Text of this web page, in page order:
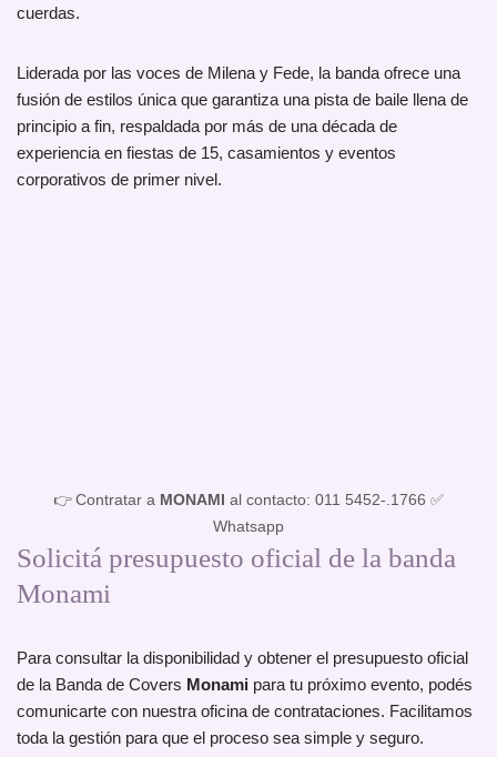
cuerdas.
Liderada por las voces de Milena y Fede, la banda ofrece una
fusión de estilos única que garantiza una pista de baile llena de
principio a fin, respaldada por más de una década de
experiencia en fiestas de 15, casamientos y eventos
corporativos de primer nivel.
👉 Contratar a MONAMI al contacto: 011 5452-.1766 ✅
Whatsapp
Solicitá presupuesto oficial de la banda
Monami
Para consultar la disponibilidad y obtener el presupuesto oficial
de la Banda de Covers Monami para tu próximo evento, podés
comunicarte con nuestra oficina de contrataciones. Facilitamos
toda la gestión para que el proceso sea simple y seguro.